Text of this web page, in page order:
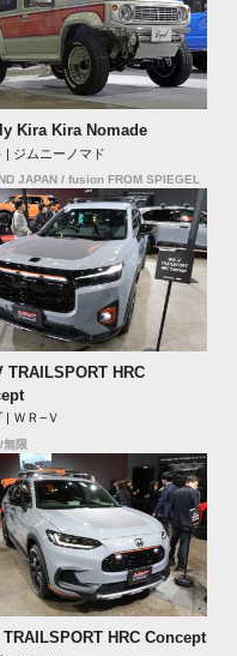
Kira Kira Nomade
| ジムニーノマド
JAPAN / fusion FROM SPIEGEL
TRAILSPORT HRC
| ＷＲ−Ｖ
無限
TRAILSPORT HRC Concept